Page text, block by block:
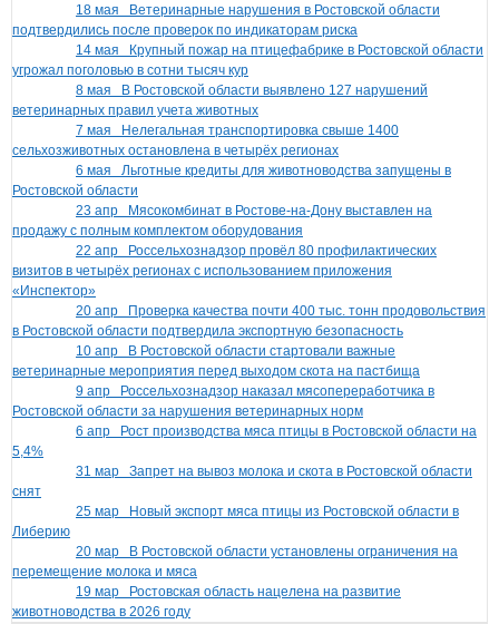
18 мая Ветеринарные нарушения в Ростовской области
подтвердились после проверок по индикаторам риска
14 мая Крупный пожар на птицефабрике в Ростовской области
угрожал поголовью в сотни тысяч кур
8 мая В Ростовской области выявлено 127 нарушений
ветеринарных правил учета животных
7 мая Нелегальная транспортировка свыше 1400
сельхозживотных остановлена в четырёх регионах
6 мая Льготные кредиты для животноводства запущены в
Ростовской области
23 апр Мясокомбинат в Ростове-на-Дону выставлен на
продажу с полным комплектом оборудования
22 апр Россельхознадзор провёл 80 профилактических
визитов в четырёх регионах с использованием приложения
«Инспектор»
20 апр Проверка качества почти 400 тыс. тонн продовольствия
в Ростовской области подтвердила экспортную безопасность
10 апр В Ростовской области стартовали важные
ветеринарные мероприятия перед выходом скота на пастбища
9 апр Россельхознадзор наказал мясопереработчика в
Ростовской области за нарушения ветеринарных норм
6 апр Рост производства мяса птицы в Ростовской области на
5,4%
31 мар Запрет на вывоз молока и скота в Ростовской области
снят
25 мар Новый экспорт мяса птицы из Ростовской области в
Либерию
20 мар В Ростовской области установлены ограничения на
перемещение молока и мяса
19 мар Ростовская область нацелена на развитие
животноводства в 2026 году